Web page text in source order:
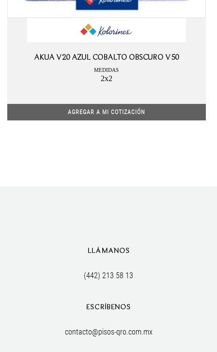
AKUA V20 AZUL COBALTO OBSCURO V50
MEDIDAS
2x2
AGREGAR A MI COTIZACIÓN
LLÁMANOS
(442) 213 58 13
ESCRÍBENOS
contacto@pisos-qro.com.mx